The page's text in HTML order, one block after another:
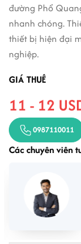
đường Phổ
nhanh chóng.
thiết bị hiện đại
nghiệp.
GIÁ THUÊ
11 - 12
0987110011
Các chuyên viên